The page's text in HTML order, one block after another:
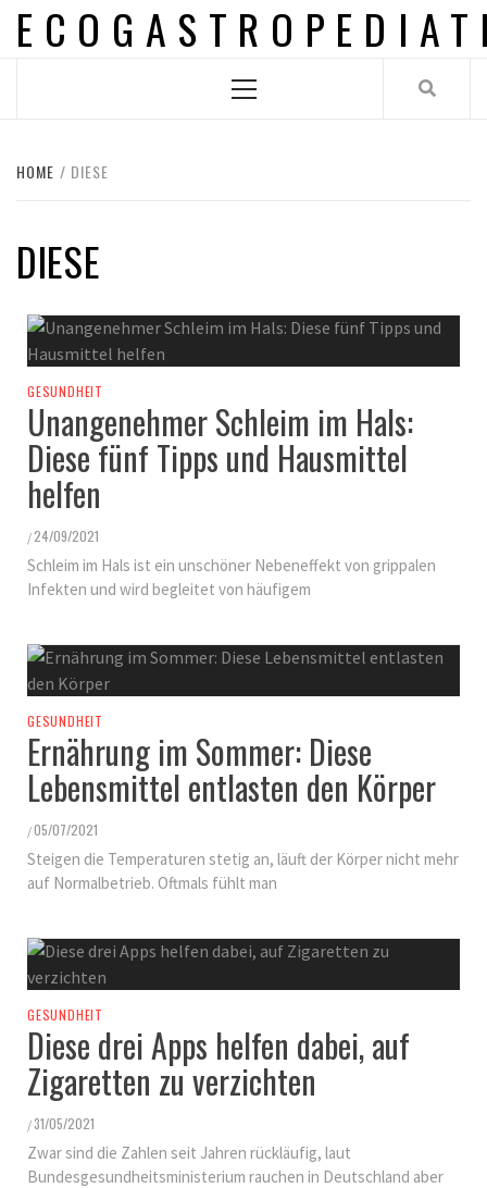
Skip
Menu
HOME DIESE
DIESE
GESUNDHEIT
Unangenehmer Schleim im Hals:
Diese fünf Tipps und Hausmittel
helfen
/ 24/09/2021
Schleim im Hals ist ein unschöner Nebeneffekt von grippalen
Infekten und wird begleitet von häufigem
GESUNDHEIT
Ernährung im Sommer: Diese
Lebensmittel entlasten den Körper
/05/07/2021
Steigen die Temperaturen stetig an, läuft der Körper nicht mehr
auf Normalbetrieb. Oftmals fühlt man
GESUNDHEIT
Diese drei Apps helfen dabei, auf
Zigaretten zu verzichten
/ 31/05/2021
Zwar sind die Zahlen seit Jahren rückläufig, laut
Bundesgesundheitsministerium rauchen in Deutschland aber